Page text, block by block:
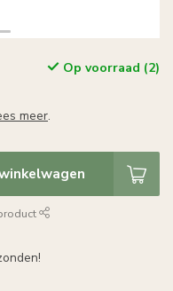
Op voorraad (2)
meer.